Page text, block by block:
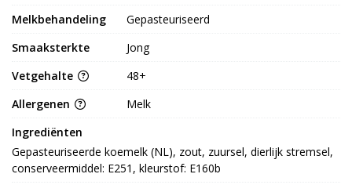
Melkbehandeling
Gepasteuriseerd
Smaaksterkte
Jong
Vetgehalte
48+
Allergenen
Melk
Ingrediënten
Gepasteuriseerde koemelk (NL), zout, zuursel, dierlijk stremsel,
conserveermiddel: E251, kleurstof: E160b